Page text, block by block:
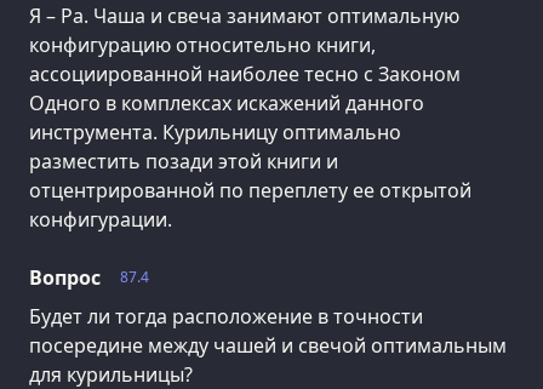
Я – Ра. Чаша и свеча занимают оптимальную
конфигурацию относительно книги,
ассоциированной наиболее тесно с Законом
Одного в комплексах искажений данного
инструмента. Курильницу оптимально
разместить позади этой книги и
отцентрированной по переплету ее открытой
конфигурации.
87.4
Вопрос
Будет ли тогда расположение в точности
посередине между чашей и свечой оптимальным
для курильницы?